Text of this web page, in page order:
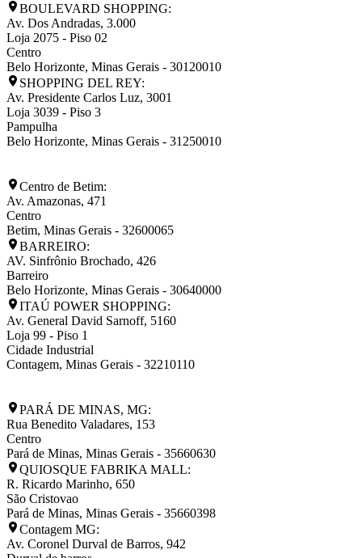
BOULEVARD SHOPPING:
Av. Dos Andradas, 3.000
Loja 2075 - Piso 02
Centro
Belo Horizonte, Minas Gerais - 30120010
SHOPPING DEL REY:
Av. Presidente Carlos Luz, 3001
Loja 3039 - Piso 3
Pampulha
Belo Horizonte, Minas Gerais - 31250010
Centro de Betim:
Av. Amazonas, 471
Centro
Betim, Minas Gerais - 32600065
BARREIRO:
AV. Sinfrônio Brochado, 426
Barreiro
Belo Horizonte, Minas Gerais - 30640000
ITAÚ POWER SHOPPING:
Av. General David Sarnoff, 5160
Loja 99 - Piso 1
Cidade Industrial
Contagem, Minas Gerais - 32210110
PARÁ DE MINAS, MG:
Rua Benedito Valadares, 153
Centro
Pará de Minas, Minas Gerais - 35660630
QUIOSQUE FABRIKA MALL:
R. Ricardo Marinho, 650
São Cristovao
Pará de Minas, Minas Gerais - 35660398
Contagem MG:
Av. Coronel Durval de Barros, 942